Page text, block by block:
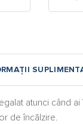
atunci când
de încălzire.